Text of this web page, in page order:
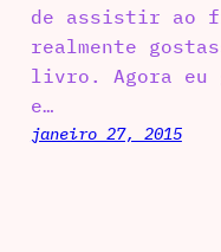
de assistir ao
realmente
livro. Agora eu
e…
janeiro 27, 2015